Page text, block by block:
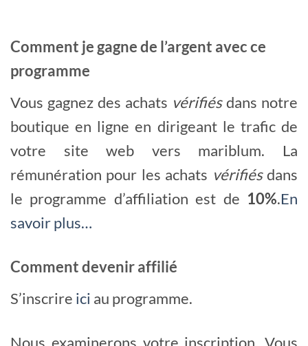
Comment je gagne de l’argent avec ce
programme
Vous gagnez des achats vérifiésdans notre
boutique en ligne en dirigeant le trafic de
votre site web vers mariblum. La
rémunération pour les achats vérifiésdans
le programme d’affiliation est de 10%.En
savoir plus…
Comment devenir affilié
S’inscrire ici au programme.
Nous examinerons votre inscription. Vous